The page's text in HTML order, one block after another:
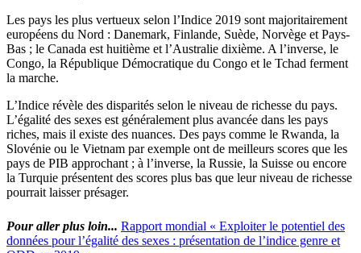
Les pays les plus vertueux selon l’Indice 2019 sont majoritairement
européens du Nord : Danemark, Finlande, Suède, Norvège et Pays-
Bas ; le Canada est huitième et l’Australie dixième. A l’inverse, le
Congo, la République Démocratique du Congo et le Tchad ferment
la marche.
L’Indice révèle des disparités selon le niveau de richesse du pays.
L’égalité des sexes est généralement plus avancée dans les pays
riches, mais il existe des nuances. Des pays comme le Rwanda, la
Slovénie ou le Vietnam par exemple ont de meilleurs scores que les
pays de PIB approchant ; à l’inverse, la Russie, la Suisse ou encore
la Turquie présentent des scores plus bas que leur niveau de richesse
pourrait laisser présager.
Pour aller plus loin... Rapport mondial « Exploiter le potentiel des
données pour l’égalité des sexes : présentation de l’indice genre et